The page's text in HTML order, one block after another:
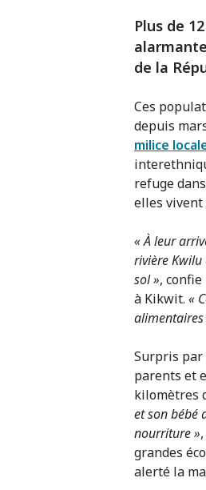
Plus de
de la
Ces
depuis
milice
refuge
elles vivent
« À leur
rivière Kwilu
sol »,
à Kikwit. «
alimentaires
Surpris par
parents et
kilomètres
et son bébé
nourriture »
grandes
alerté la